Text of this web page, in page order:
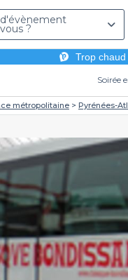
?
Trop
Soirée
métropolitaine Pyrénées-